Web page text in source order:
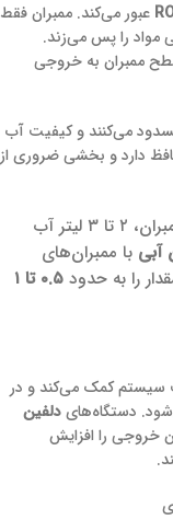
عبور می‌کند. ممبران فقط
مواد را پس می‌زند.
ممبران به خروجی
می‌کنند و کیفیت آب
دارد و بخشی ضروری از
سیستم‌های قدیمی‌تر برای شست‌وشوی ممبران، ۲ تا ۳ لیتر آب
آبی با ممبران‌های
را به حدود
۰.۵ تا ۱
سیستم کمک می‌کند و در
دستگاه‌هایدلفین
خروجی را افزایش